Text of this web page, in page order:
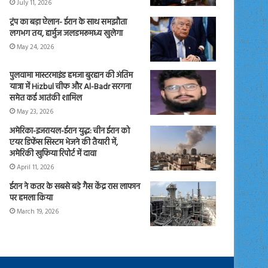
July 11, 2026
ट्रंप का बड़ा ऐलान- ईरान के साथ समझौता
लगभग तय, हार्मुज जलडमरूमध्य खुलेगा
May 24, 2026
पुलवामा मास्टरमाइंड हमजा बुरहान की अंतिम
यात्रा में Hizbul चीफ और Al-Badr सरगना
समेत कई आतंकी शामिल
May 23, 2026
अमेरिका-इजरायल-ईरान युद्ध: चीन ईरान को
एयर डिफेंस सिस्टम भेजने की तैयारी में,
अमेरिकी खुफिया रिपोर्ट में दावा
April 11, 2026
ईरान ने कतर के सबसे बड़े गैस केंद्र रास लाफान
पर हमला किया
March 19, 2026